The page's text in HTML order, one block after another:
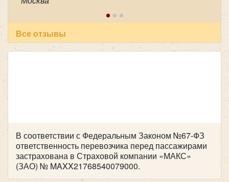
пунктуальность . Побольше таких бы
специалистов! Очень приятный человек! В
автобусе всегда чисто, опрятно. Всем
рекомендуем пользоваться вашей транспортной
компанией , все слажено и главное надежно!
Желаем успехов и процветания !
Все отзывы
В соответствии с Федеральным Законом №67-ФЗ
ответственность перевозчика перед пассажирами
застрахована в Страховой компании «МАКС»
(ЗАО) № MAXX21768540079000.
Количество мест:29
Цена от:2500 руб/час